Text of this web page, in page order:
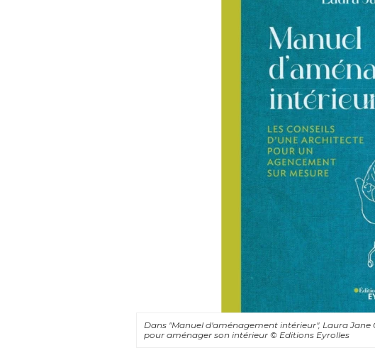
Dans "Manuel d'aménagement intérieur", Laura
pour aménager son intérieur© Editions Eyrolles